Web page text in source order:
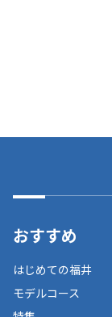
おすすめ
はじめての福井
モデルコース